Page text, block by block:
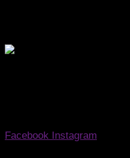
Facebook Instagram